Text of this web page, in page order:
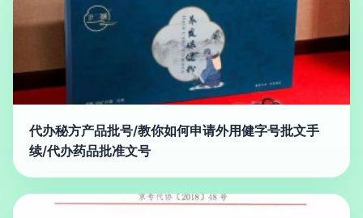
代办秘方产品批号/教你如何申请外用健字号批文手
续/代办药品批准文号